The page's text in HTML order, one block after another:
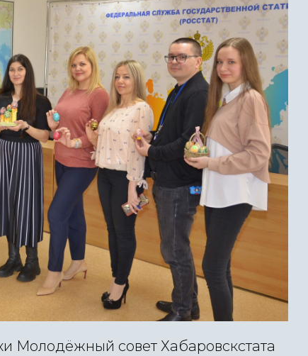
Молодёжный совет Хабаровскстата